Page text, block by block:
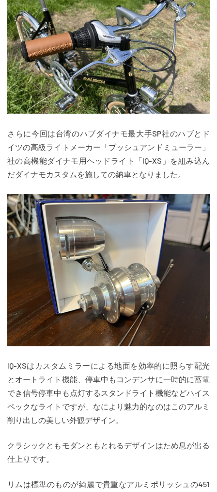
さらに今回は台湾のハブダイナモ最大手SP社のハブとド
イツの高級ライトメーカー「ブッシュアンドミューラー」
社の高機能ダイナモ用ヘッドライト「IQ-XS」を組み込ん
だダイナモカスタムを施しての納車となりました。
IQ-XSはカスタムミラーによる地面を効率的に照らす配光
とオートライト機能、停車中もコンデンサに一時的に蓄電
でき信号停車中も点灯するスタンドライト機能などハイス
ペックなライトですが、なにより魅力的なのはこのアルミ
削り出しの美しい外観デザイン。
クラシックともモダンともとれるデザインはため息が出る
仕上りです。
リムは標準のものが綺麗で貴重なアルミポリッシュの451